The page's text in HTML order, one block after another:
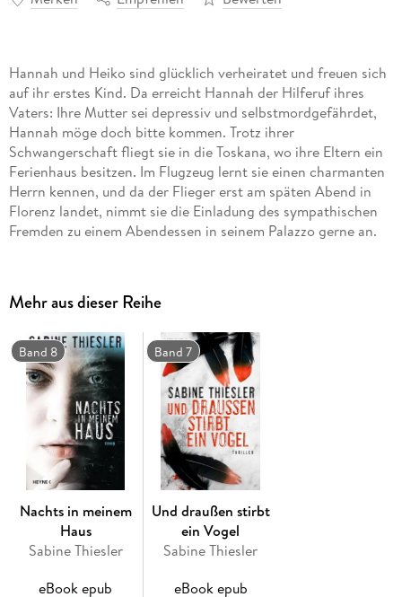
Hannah und Heiko sind glücklich verheiratet und freuen sich
auf ihr erstes Kind. Da erreicht Hannah der Hilferuf ihres
Vaters: Ihre Mutter sei depressiv und selbstmordgefährdet,
Hannah möge doch bitte kommen. Trotz ihrer
Schwangerschaft fliegt sie in die Toskana, wo ihre Eltern ein
Ferienhaus besitzen. Im Flugzeug lernt sie einen charmanten
Herrn kennen, und da der Flieger erst am späten Abend in
Florenz landet, nimmt sie die Einladung des sympathischen
Fremden zu einem Abendessen in seinem Palazzo gerne an.
Toskana spurlos verschwindet.
Mehr aus dieser Reihe
Band 8
Nachts in meinem
Haus
Sabine Thiesler
eBook epub
Band 7
Und draußen stirbt
ein Vogel
Sabine Thiesler
eBook epub